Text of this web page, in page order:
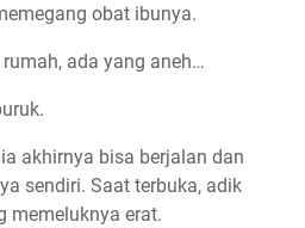
obat ibunya.
ada yang aneh…
akhirnya bisa berjalan dan
sendiri. Saat terbuka, adik
memeluknya erat.